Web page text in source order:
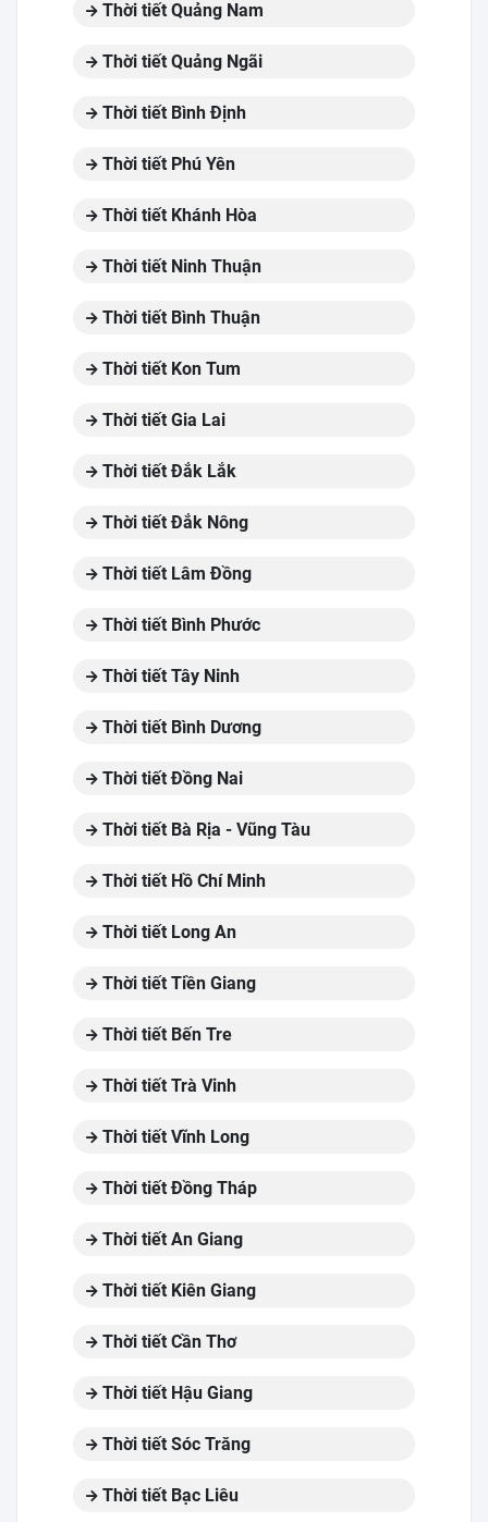
Thời tiết Quảng Nam
Thời tiết Quảng Ngãi
Thời tiết Bình Định
Thời tiết Phú Yên
Thời tiết Khánh Hòa
Thời tiết Ninh Thuận
Thời tiết Bình Thuận
Thời tiết Kon Tum
Thời tiết Gia Lai
Thời tiết Đắk Lắk
Thời tiết Đắk Nông
Thời tiết Lâm Đồng
Thời tiết Bình Phước
Thời tiết Tây Ninh
Thời tiết Bình Dương
Thời tiết Đồng Nai
Thời tiết Bà Rịa - Vũng Tàu
Thời tiết Hồ Chí Minh
Thời tiết Long An
Thời tiết Tiền Giang
Thời tiết Bến Tre
Thời tiết Trà Vinh
Thời tiết Vĩnh Long
Thời tiết Đồng Tháp
Thời tiết An Giang
Thời tiết Kiên Giang
Thời tiết Cần Thơ
Thời tiết Hậu Giang
Thời tiết Sóc Trăng
Thời tiết Bạc Liêu